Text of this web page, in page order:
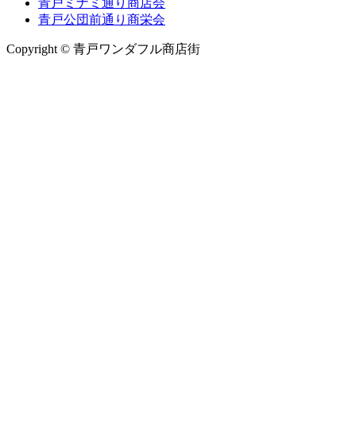
青戸公団前通り商栄会
Copyright © 青戸ワンダフル商店街